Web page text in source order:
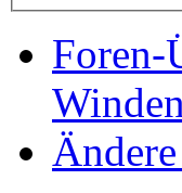
Foren-